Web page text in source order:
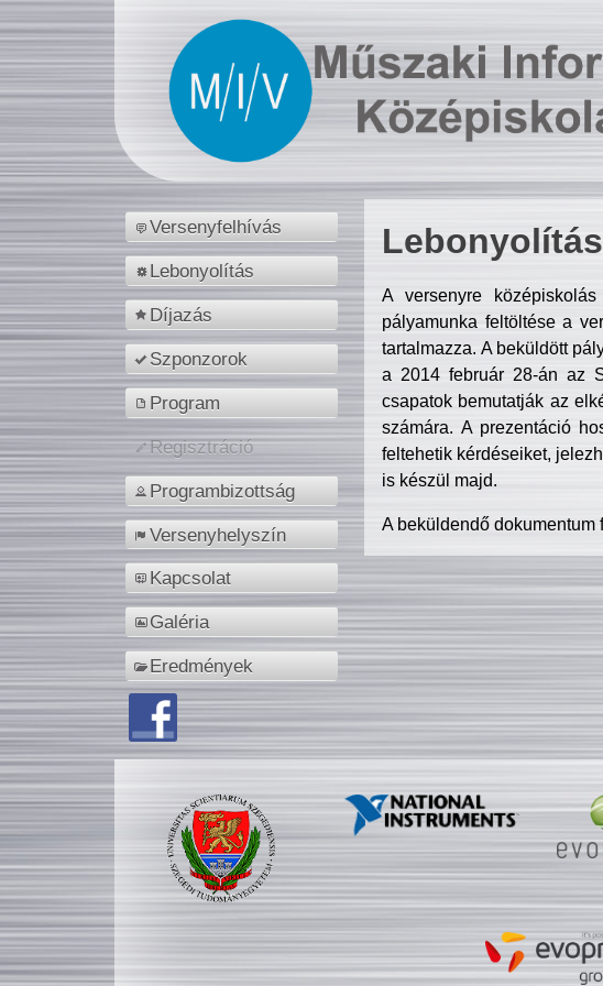
Versenyfelhívás
Lebonyolítás
Díjazás
Szponzorok
Program
Regisztráció
Programbizottság
Versenyhelyszín
Kapcsolat
Galéria
Eredmények
Lebonyolítás
A versenyre
pályamunka feltöltése a
tartalmazza. A beküldött
a 2014 február 28-án az
csapatok bemutatják az
számára. A prezentáció
feltehetik kérdéseiket,
is készül majd.
A beküldendő